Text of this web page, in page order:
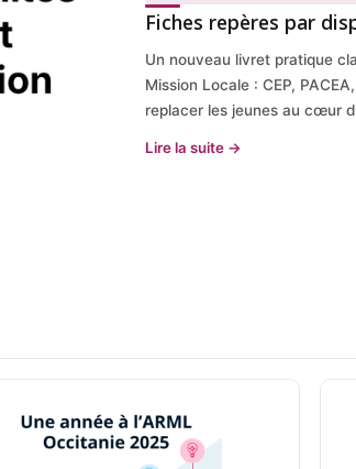
Fiches repères par
Un nouveau livret pratique
Mission Locale : CEP,
replacer les jeunes au cœur
Lire la suite →